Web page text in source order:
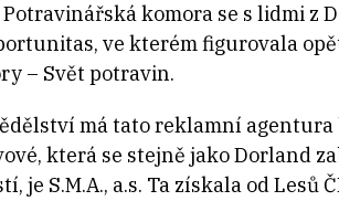
komora se s lidmi z
ve kterém figurovala
– Svět potravin.
má tato reklamní
která se stejně jako Dorland
je S.M.A., a.s. Ta získala od Lesů